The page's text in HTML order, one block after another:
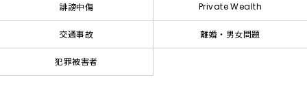
誹謗中傷 Private Wealth
交通事故 離婚・男女問題
犯罪被害者